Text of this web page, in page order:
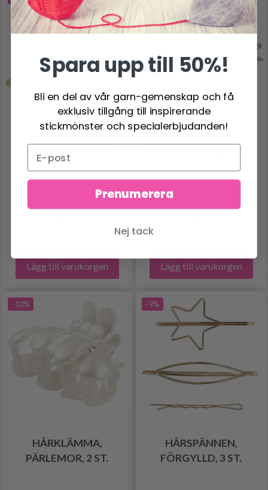
Lägg till varukorgen
HÅRSPÄNNEN,
40.95 SEK
Lägg till varukorgen
-10%
HÅRKLÄMMA,
PÄRLEMOR, 2 ST.
-9%
HÅRSPÄNNEN,
FÖRGYLLD, 3 ST.
Spara upp till 50%!
Bli en del av vår garn-gemenskap och få
exklusiv tillgång till inspirerande
stickmönster och specialerbjudanden!
Prenumerera
Nej tack